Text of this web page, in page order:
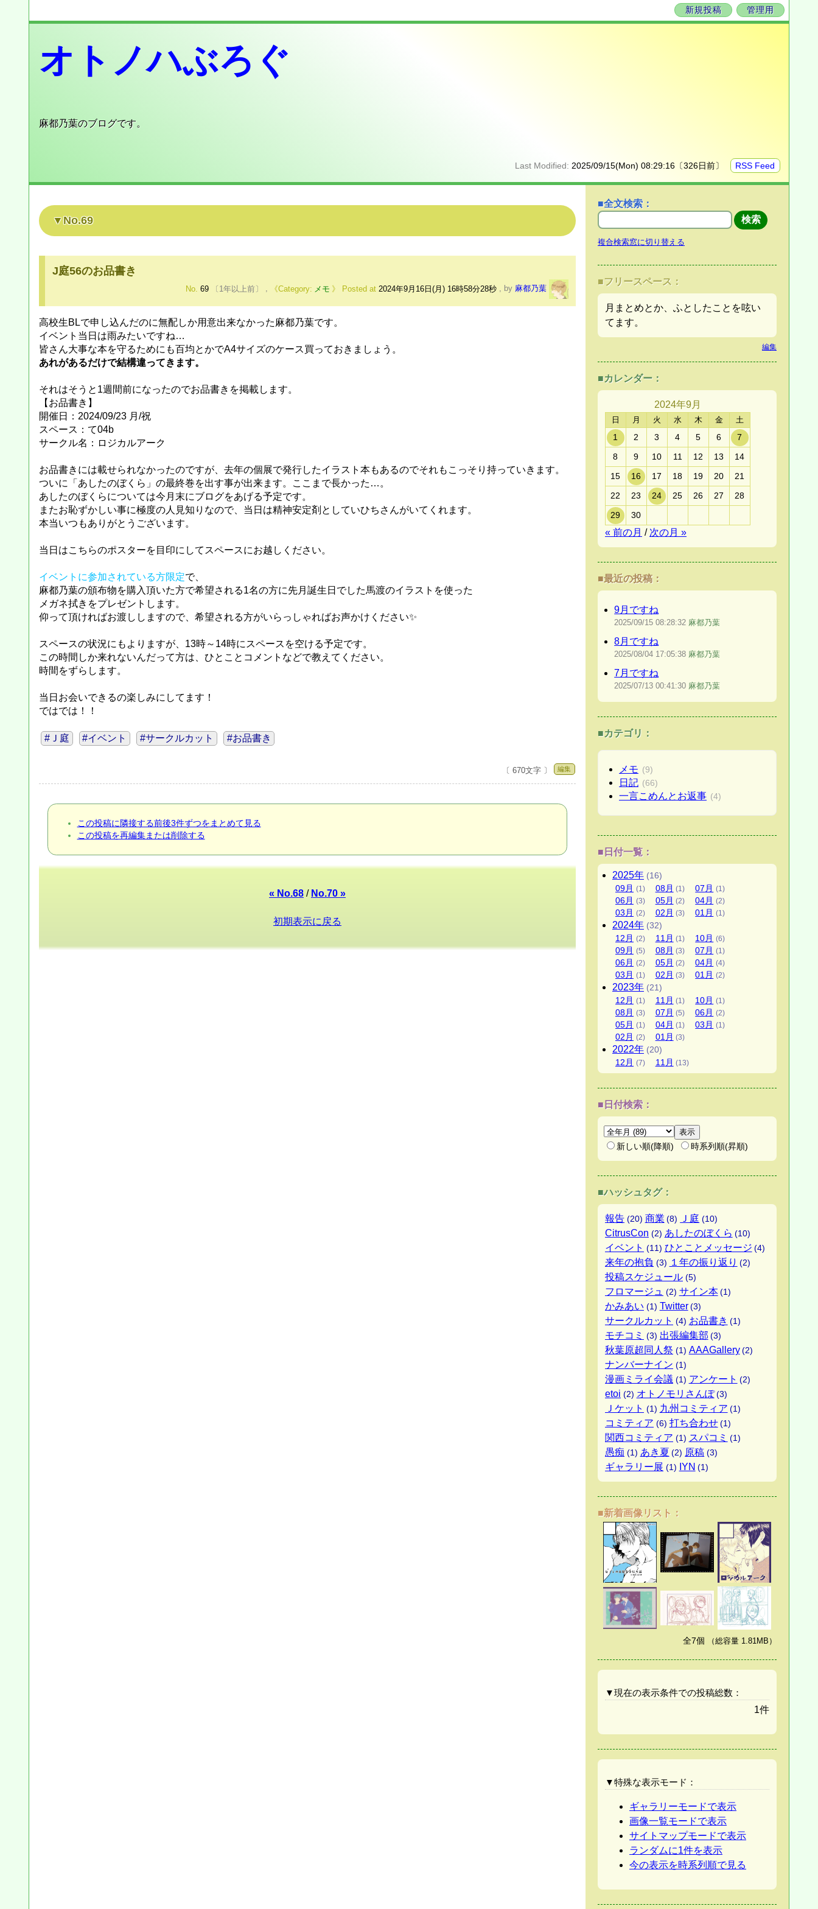
新規投稿 管理用
オトノハぶろぐ
麻都乃葉のブログです。
Last Modified:2025/09/15(Mon) 08:29:16〔326日前〕 RSS Feed
No.69
J庭56のお品書き
No. 69 〔1年以上前〕 , メモ Posted at 2024年9月16日(月) 16時58分28秒 , by 麻都乃葉
高校生BLで申し込んだのに無配しか用意出来なかった麻都乃葉です。
イベント当日は雨みたいですね…
皆さん大事な本を守るためにも百均とかでA4サイズのケース買っておきましょう。
あれがあるだけで結構違ってきます。
それはそうと1週間前になったのでお品書きを掲載します。
【お品書き】
開催日：2024/09/23 月/祝
スペース：て04b
サークル名：ロジカルアーク
お品書きには載せられなかったのですが、去年の個展で発行したイラスト本もあるのでそれもこっそり持っていきます。
ついに「あしたのぼくら」の最終巻を出す事が出来ます。ここまで長かった…。
あしたのぼくらについては今月末にブログをあげる予定です。
またお恥ずかしい事に極度の人見知りなので、当日は精神安定剤としていひちさんがいてくれます。
本当いつもありがとうございます。
当日はこちらのポスターを目印にしてスペースにお越しください。
イベントに参加されている方限定で、
麻都乃葉の頒布物を購入頂いた方で希望される1名の方に先月誕生日でした馬渡のイラストを使った
メガネ拭きをプレゼントします。
仰って頂ければお渡ししますので、希望される方がいらっしゃればお声かけください✨
スペースの状況にもよりますが、13時～14時にスペースを空ける予定です。
この時間しか来れないんだって方は、ひとことコメントなどで教えてください。
時間をずらします。
当日お会いできるの楽しみにしてます！
ではでは！！
#Ｊ庭 #イベント #サークルカット #お品書き
〔 670文字 〕 編集
この投稿に隣接する前後3件ずつをまとめて見る
この投稿を再編集または削除する
« No.68 / No.70 »
初期表示に戻る
■全文検索：
複合検索窓に切り替える
■フリースペース：
月まとめとか、ふとしたことを呟い
てます。
編集
■カレンダー：
2024年9月
日 月 火 水 木 金 土
1 2 3 4 5 6
7
8
9 10 11 12 13
14
15
16 17 18 19 20
21
22
23 24 25 26 27
28
29
30
« 前の月 / 次の月 »
■最近の投稿：
9月ですね
2025/09/15 08:28:32 麻都乃葉
8月ですね
2025/08/04 17:05:38 麻都乃葉
7月ですね
2025/07/13 00:41:30 麻都乃葉
■カテゴリ：
メモ (9)
日記 (66)
一言こめんとお返事 (4)
■日付一覧：
2025年 (16)
09月 (1) 08月 (1) 07 月 (1)
06月 (3) 05月 (2) 04月 (2)
03 月 (2) 02 月 (3) 01 月 (1)
2024年 (32)
12 月 (2) 11 月 (1) 10月 (6)
09月 (5) 08月 (3) 07 月 (1)
06月 (2) 05月 (2) 04月 (4)
03 月 (1) 02 月 (3) 01 月 (2)
2023年 (21)
12 月 (1) 11 月 (1) 10月 (1)
08月 (3) 07 月 (5) 06月 (2)
05月 (1) 04月 (1) 03 月 (1)
02 月 (2) 01 月 (3)
2022年 (20)
12 月 (7) 11 月 (13)
■日付検索：
新しい順(降順) 時系列順(昇順)
■ハッシュタグ：
報告 (20) 商業 (8) Ｊ庭 (10)
CitrusCon (2) あしたのぼくら (10)
イベント (11) ひとことメッセージ (4)
来年の抱負 (3) １年の振り返り (2)
投稿スケジュール (5)
フロマージュ (2) サイン本 (1)
かみあい (1) Twitter (3)
サークルカット (4) お品書き (1)
モチコミ (3) 出張編集部 (3)
秋葉原超同人祭 (1) AAAGallery (2)
ナンバーナイン (1)
漫画ミライ会議 (1) アンケート (2)
etoi (2) オトノモリさんぽ (3)
Ｊケット (1) 九州コミティア (1)
コミティア (6) 打ち合わせ (1)
関西コミティア (1) スパコミ (1)
愚痴 (1) あき夏 (2) 原稿 (3)
ギャラリー展 (1) IYN (1)
■新着画像リスト：
全7個 （総容量 1.81MB）
▼現在の表示条件での投稿総数：
1件
▼特殊な表示モード：
ギャラリーモードで表示
画像一覧モードで表示
サイトマップモードで表示
ランダムに1件を表示
今の表示を時系列順で見る